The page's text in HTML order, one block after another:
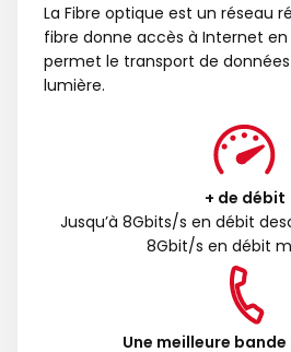
La Fibre optique est un réseau
fibre donne accès à Internet
permet le transport de
lumière.
+ de débit
Jusqu’à 8Gbits/s en débit
8Gbit/s en débit
Une meilleure